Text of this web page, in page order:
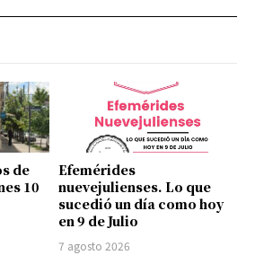
de
10
Efemérides
nuevejulienses. Lo que
sucedió un día como hoy
en 9 de Julio
7 agosto 2026